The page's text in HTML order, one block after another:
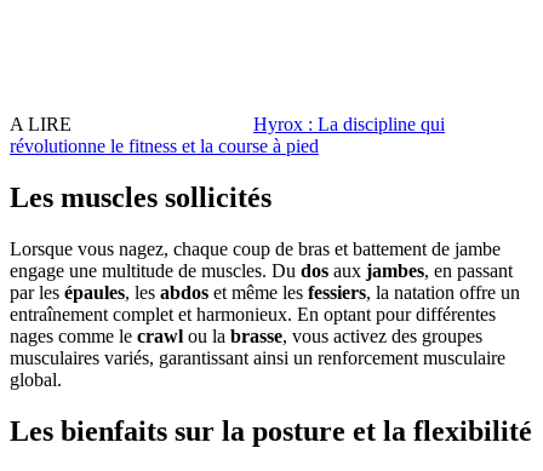
A LIRE
Hyrox : La discipline qui
révolutionne le fitness et la course à pied
Les muscles sollicités
Lorsque vous nagez, chaque coup de bras et battement de jambe
engage une multitude de muscles. Du dos aux jambes, en passant
par les épaules, les abdos et même les fessiers, la natation offre un
entraînement complet et harmonieux. En optant pour différentes
nages comme le crawl ou la brasse, vous activez des groupes
musculaires variés, garantissant ainsi un renforcement musculaire
global.
Les bienfaits sur la posture et la flexibilité